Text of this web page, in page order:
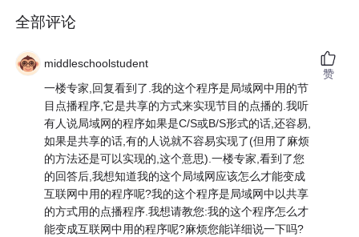
全部评论
middleschoolstudent
一楼专家,回复看到了.我的这个程序是局域网中用的节
目点播程序,它是共享的方式来实现节目的点播的.我听
有人说局域网的程序如果是C/S或B/S形式的话,还容易,
如果是共享的话,有的人说就不容易实现了(但用了麻烦
的方法还是可以实现的,这个意思).一楼专家,看到了您
的回答后,我想知道我的这个局域网应该怎么才能变成
互联网中用的程序呢?我的这个程序是局域网中以共享
的方式用的点播程序.我想请教您:我的这个程序怎么才
能变成互联网中用的程序呢?麻烦您能详细说一下吗?
赞